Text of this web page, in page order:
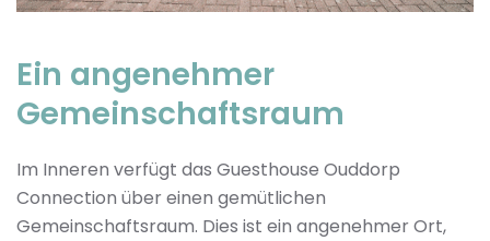
Ein angenehmer
Gemeinschaftsraum
Im Inneren verfügt das Guesthouse Ouddorp
Connection über einen gemütlichen
Gemeinschaftsraum. Dies ist ein angenehmer Ort,